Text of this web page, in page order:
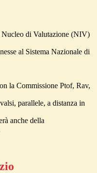
di Valutazione (NIV)
al Sistema Nazionale di
la Commissione Ptof, Rav,
parallele, a distanza in
anche della